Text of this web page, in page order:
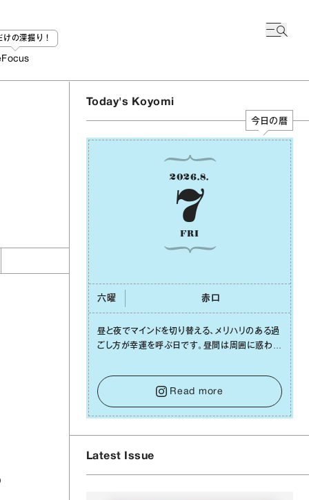
けの深掘り！
Focus
Today's Koyomi
今日の暦
2026.8.
7
FRI
六曜 ⾚⼝
昼と夜でマインドを切り替える、メリハリのある過
ごし⽅が幸運を呼ぶ⽇です。昼間は周囲に惑わさ
をキープして。そして夜は、疲れや寂しさから⽢
い⾔葉に流されないよう、⼼にしっかりブレーキ
をかけること。この意識の切り替えが、あなたに
確かな安⼼感をもたらすはずです。
Read more
Latest Issue